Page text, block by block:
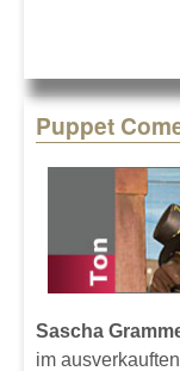
Puppet
Sascha
im ausverkauften